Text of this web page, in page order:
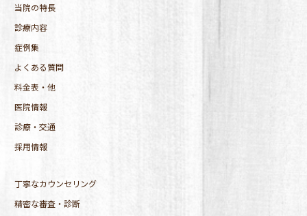
当院の特長
診療内容
症例集
よくある質問
料金表・他
医院情報
診療・交通
採用情報
丁寧なカウンセリング
精密な審査・診断